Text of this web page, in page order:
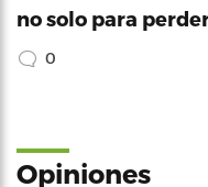
no solo para
0
Opiniones